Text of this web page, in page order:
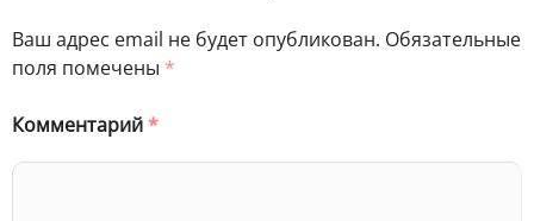
Ваш адрес email не будет опубликован. Обязательные
поля помечены *
Комментарий*